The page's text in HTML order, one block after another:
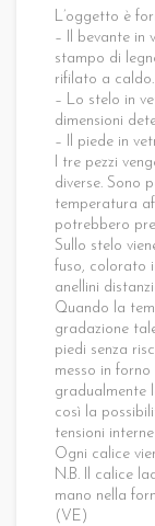
L’oggetto è
– Il bevante in
stampo di
rifilato a caldo.
– Lo stelo in
dimensioni
– Il piede in
I tre pezzi
diverse. Sono
temperatura
potrebbero
Sullo stelo
fuso, colorato
anellini
Quando la
gradazione
piedi senza
messo in
gradualmente
così la
tensioni
Ogni calice
N.B. Il calice
mano nella
(VE)